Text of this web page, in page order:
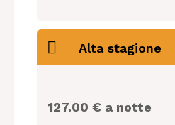
Alta stagione
127.00 € a notte